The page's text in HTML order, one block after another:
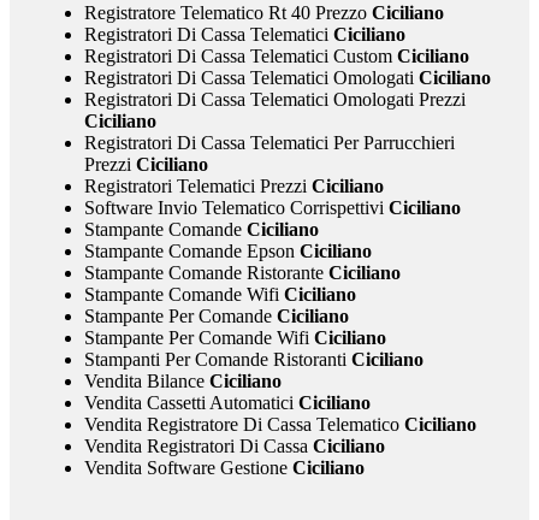
Registratore Telematico Rt 40 PrezzoCiciliano
Registratori Di Cassa Telematici Ciciliano
Registratori Di Cassa Telematici CustomCiciliano
Registratori Di Cassa Telematici Omologati Ciciliano
Registratori Di Cassa Telematici Omologati Prezzi
Ciciliano
Registratori Di Cassa Telematici Per Parrucchieri
Prezzi Ciciliano
Registratori Telematici Prezzi Ciciliano
Software Invio Telematico Corrispettivi Ciciliano
Stampante ComandeCiciliano
Stampante Comande Epson Ciciliano
Stampante Comande RistoranteCiciliano
Stampante Comande Wifi Ciciliano
Stampante Per ComandeCiciliano
Stampante Per Comande Wifi Ciciliano
Stampanti Per Comande Ristoranti Ciciliano
Vendita BilanceCiciliano
Vendita Cassetti Automatici Ciciliano
Vendita Registratore Di Cassa TelematicoCiciliano
Vendita Registratori Di Cassa Ciciliano
Vendita Software GestioneCiciliano